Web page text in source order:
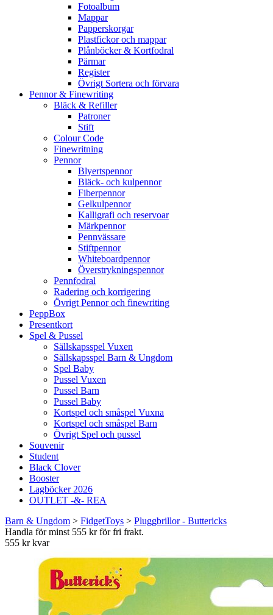
Fotoalbum
Mappar
Papperskorgar
Plastfickor och mappar
Plånböcker & Kortfodral
Pärmar
Register
Övrigt Sortera och förvara
Pennor & Finewriting
Bläck & Refiller
Patroner
Stift
Colour Code
Finewritning
Pennor
Blyertspennor
Bläck- och kulpennor
Fiberpennor
Gelkulpennor
Kalligrafi och reservoar
Märkpennor
Pennvässare
Stiftpennor
Whiteboardpennor
Överstrykningspennor
Pennfodral
Radering och korrigering
Övrigt Pennor och finewriting
PeppBox
Presentkort
Spel & Pussel
Sällskapsspel Vuxen
Sällskapsspel Barn & Ungdom
Spel Baby
Pussel Vuxen
Pussel Barn
Pussel Baby
Kortspel och småspel Vuxna
Kortspel och småspel Barn
Övrigt Spel och pussel
Souvenir
Student
Black Clover
Booster
Lagböcker 2026
OUTLET -&- REA
Barn & Ungdom > FidgetToys > Pluggbrillor - Buttericks
Handla för minst 555 kr för fri frakt.
555 kr kvar